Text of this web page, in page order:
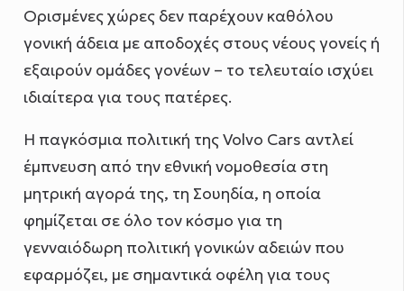
Ορισμένες χώρες δεν παρέχουν καθόλου
γονική άδεια με αποδοχές στους νέους γονείς ή
εξαιρούν ομάδες γονέων – το τελευταίο ισχύει
ιδιαίτερα για τους πατέρες.
Η παγκόσμια πολιτική της Volvo Cars αντλεί
έμπνευση από την εθνική νομοθεσία στη
μητρική αγορά της, τη Σουηδία, η οποία
φημίζεται σε όλο τον κόσμο για τη
γενναιόδωρη πολιτική γονικών αδειών που
εφαρμόζει, με σημαντικά οφέλη για τους